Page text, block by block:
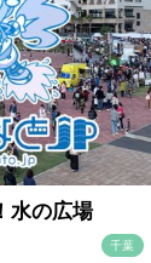
水の広場
千葉